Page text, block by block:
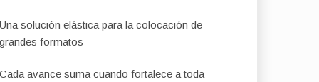
Una solución elástica para la colocación de
grandes formatos
Cada avance suma cuando fortalece a toda